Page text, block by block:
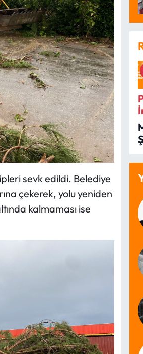
sevk edildi. Belediye
çekerek, yolu yeniden
kalmaması ise